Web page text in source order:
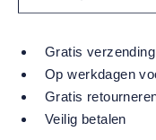
Gratis verzending
Op werkdagen
Gratis
Veilig betalen